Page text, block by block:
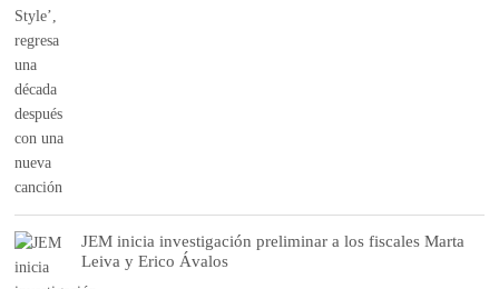
JEM inicia investigación preliminar a los fiscales Marta
Leiva y Erico Ávalos